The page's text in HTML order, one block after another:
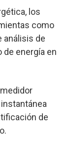
los
como
análisis de
energía en
de